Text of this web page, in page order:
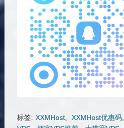
标签: XXMHost, XXMHost优惠码,